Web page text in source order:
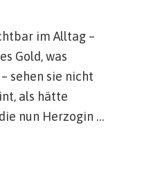
im Alltag –
Gold, was
sehen sie nicht
als hätte
nun Herzogin …